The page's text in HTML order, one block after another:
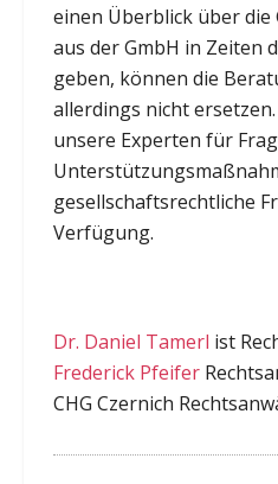
einen Überblick über
aus der GmbH in Zeiten
geben, können die
allerdings nicht
unsere Experten für
gesellschaftsrechtliche
Verfügung.
Dr. Daniel Tamerl ist
Frederick Pfeifer
CHG Czernich